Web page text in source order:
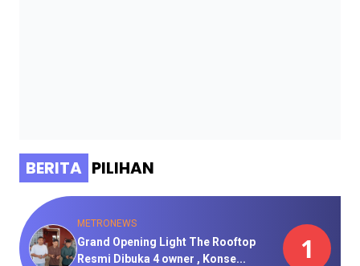
BERITA PILIHAN
METRONEWS
Grand Opening Light The Rooftop
Resmi Dibuka 4 owner , Konse...
1